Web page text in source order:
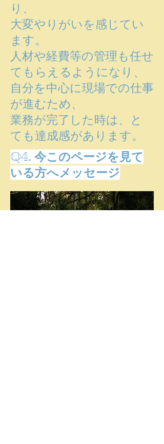
り、
大変やりがいを感じてい
ます。
人材や経費等の管理も任せ
てもらえるようになり、
自分を中心に現場での仕事
が進むため、
​業務が完了した時は、と
ても達成感があります。
Q4. 今このページを見て
いる方へメッセージ